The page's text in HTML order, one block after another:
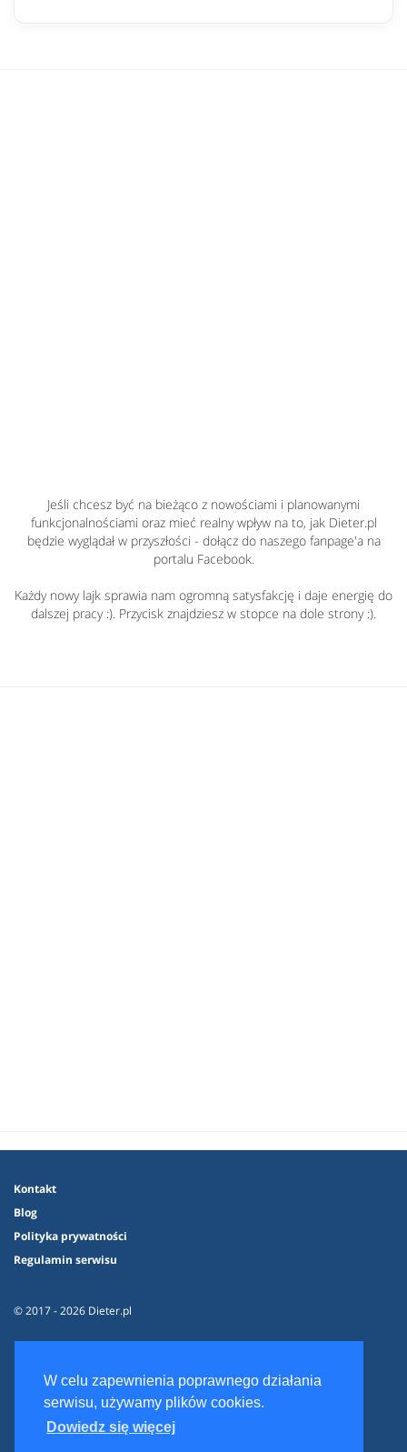
W celu zapewnienia poprawnego działania
serwisu, używamy plików cookies.
Dowiedz się więcej
Jeśli chcesz być na bieżąco z nowościami i planowanymi
funkcjonalnościami oraz mieć realny wpływ na to, jak Dieter.pl
będzie wyglądał w przyszłości - dołącz do naszego fanpage'a na
portalu Facebook.
Każdy nowy lajk sprawia nam ogromną satysfakcję i daje energię do
dalszej pracy :). Przycisk znajdziesz w stopce na dole strony :).
Kontakt
Blog
Polityka prywatności
Regulamin serwisu
© 2017 - 2026 Dieter.pl